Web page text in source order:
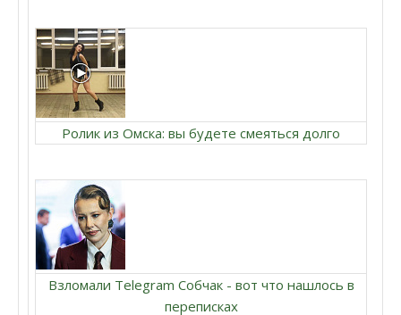
Ролик из Омска: вы будете смеяться долго
Взломали Telegram Собчак - вот что нашлось в
переписках